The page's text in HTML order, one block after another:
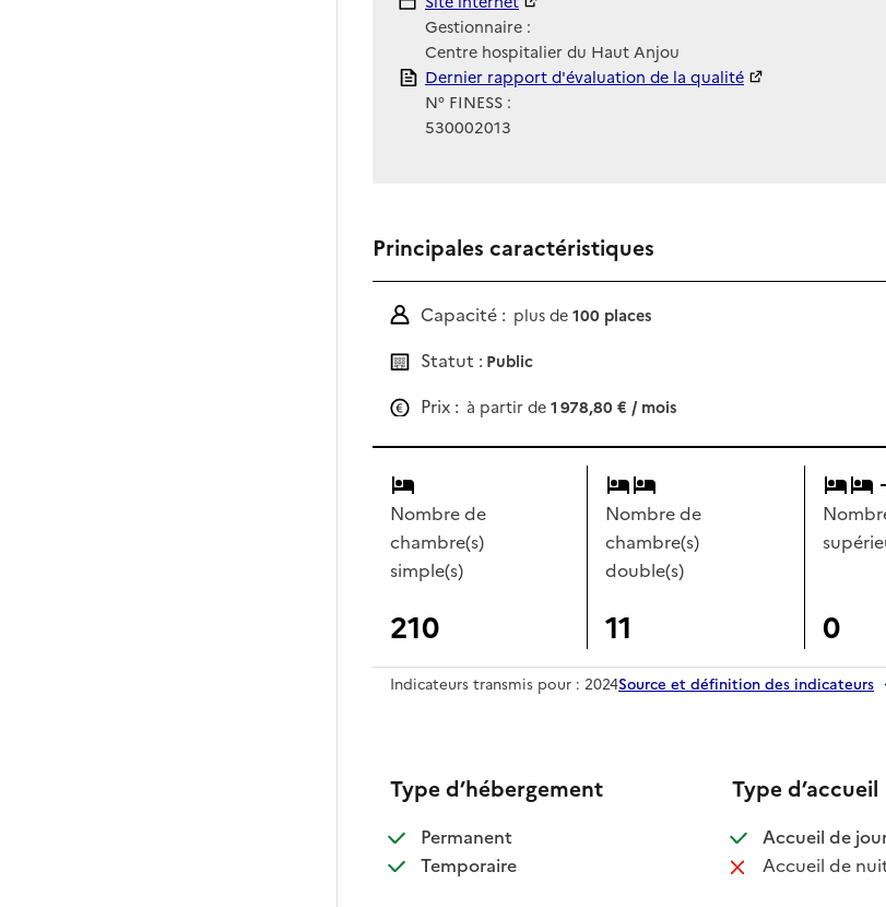
Gestionnaire :
Centre hospitalier du Haut Anjou
Rapport HAS
Dernier rapport d'évaluation de la qualité
N° FINESS :
530002013
Principales caractéristiques
Capacité : plus de 100 places
Statut : Public
Prix : à partir de 1 978,80 € / mois
Nombre de
chambre(s)
simple(s)
210
Nombre de
chambre(s)
double(s)
11 0
Indicateurs transmis pour : 2024Source et définition des indicateurs
Type d’hébergement
Permanent: disponible
Temporaire: disponible
Type d’accueil
Accueil de :
Accueil de: